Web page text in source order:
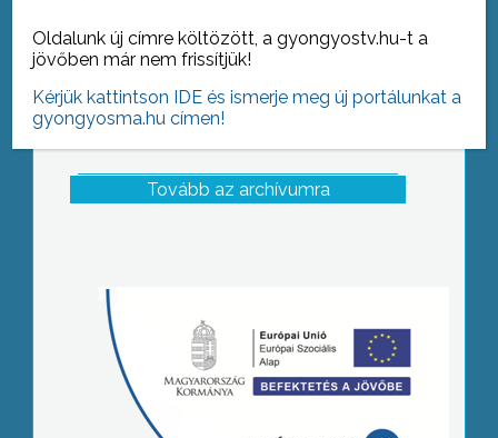
Tovább az archívumra
Oldalunk új címre költözött, a gyongyostv.hu-t a
jövőben már nem frissítjük!
Kérjük kattintson IDE és ismerje meg új portálunkat a
gyongyosma.hu címen!